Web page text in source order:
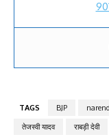
TAGS BJP
तेजस्वी यादव
राबड़ी देवी